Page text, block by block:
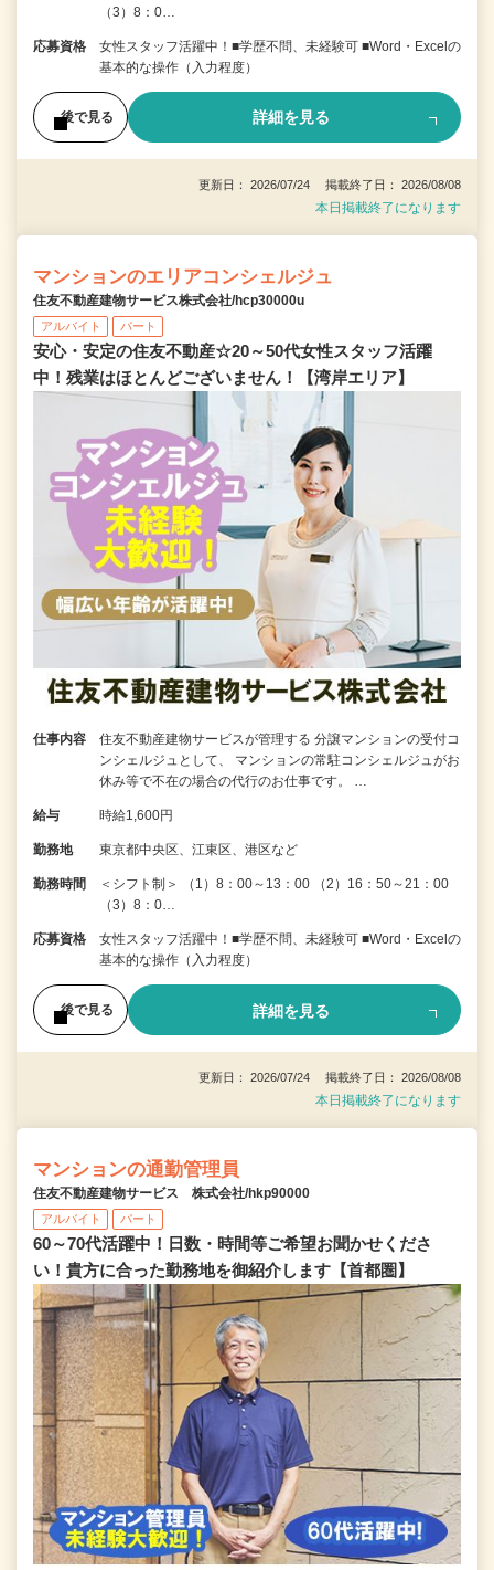
（3）8：0…
応募資格
女性スタッフ活躍中！■学歴不問、未経験可 ■Word・Excelの
基本的な操作（入力程度）
後で見る 詳細を見る
更新日： 2026/07/24 掲載終了日： 2026/08/08
本日掲載終了になります
マンションのエリアコンシェルジュ
住友不動産建物サービス株式会社/hcp30000u
アルバイト パート
安心・安定の住友不動産☆20～50代女性スタッフ活躍
中！残業はほとんどございません！【湾岸エリア】
仕事内容
住友不動産建物サービスが管理する 分譲マンションの受付コ
ンシェルジュとして、 マンションの常駐コンシェルジュがお
休み等で不在の場合の代行のお仕事です。 …
給与 時給1,600円
勤務地 東京都中央区、江東区、港区など
勤務時間
＜シフト制＞ （1）8：00～13：00 （2）16：50～21：00
（3）8：0…
応募資格
女性スタッフ活躍中！■学歴不問、未経験可 ■Word・Excelの
基本的な操作（入力程度）
後で見る 詳細を見る
更新日： 2026/07/24 掲載終了日： 2026/08/08
本日掲載終了になります
マンションの通勤管理員
住友不動産建物サービス 株式会社/hkp90000
アルバイト パート
60～70代活躍中！日数・時間等ご希望お聞かせくださ
い！貴方に合った勤務地を御紹介します【首都圏】